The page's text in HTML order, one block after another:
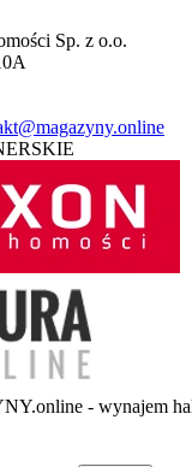
Sp. z o.o.
- wynajem